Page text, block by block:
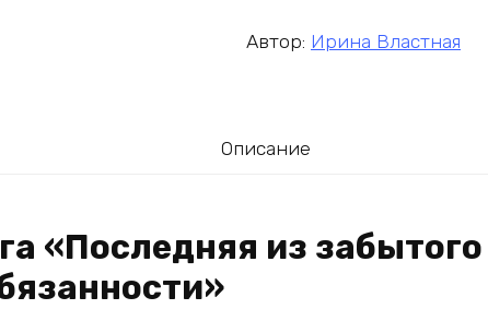
Автор: Ирина Властная
Описание
«Последняя из